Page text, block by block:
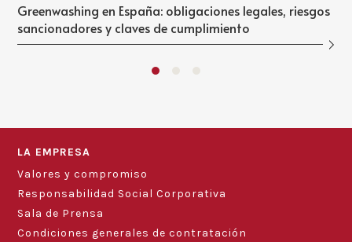
Greenwashing en España: obligaciones legales, riesgos
sancionadores y claves de cumplimiento
LA EMPRESA
Valores y compromiso
Responsabilidad Social Corporativa
Sala de Prensa
Condiciones generales de contratación